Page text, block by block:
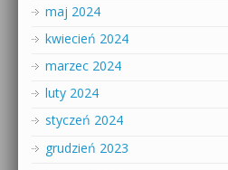
maj 2024
kwiecień 2024
marzec 2024
luty 2024
styczeń 2024
grudzień 2023